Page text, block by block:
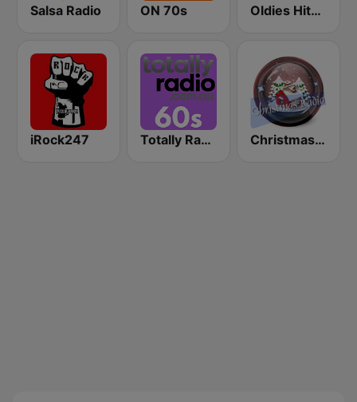
Salsa Radio ON 70s Oldies Hits - Hits Radio
iRock247 Totally Radio 60s Christmas Radio